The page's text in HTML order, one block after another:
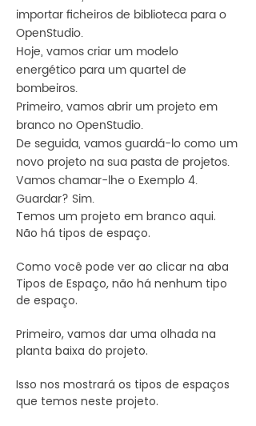
energética para edifícios mais recente
e estável.
Ele permite que engenheiros, cientistas
e a indústria da construção prevejam e
simulem como um edifício utiliza
energia ao longo de sua vida útil.
O EnergyPlus utiliza muitos modelos
matemáticos complexos para calcular
o consumo de energia de um edifício.
Além disso, assim como o DOE-2, é um
programa bastante obscuro, orientado
muito amigável ao usuário.
No final da década de 2000, o
(DOE) percebeu que, para obter uma
ampla adoção do programa, precisava
usuário robusta e fácil de usar.
importar ficheiros de biblioteca para o
OpenStudio.
Hoje, vamos criar um modelo
energético para um quartel de
bombeiros.
Primeiro, vamos abrir um projeto em
branco no OpenStudio.
De seguida, vamos guardá-lo como um
novo projeto na sua pasta de projetos.
Vamos chamar-lhe o Exemplo 4.
Guardar? Sim.
Temos um projeto em branco aqui.
Não há tipos de espaço.
Como você pode ver ao clicar na aba
Tipos de Espaço, não há nenhum tipo
de espaço.
Primeiro, vamos dar uma olhada na
planta baixa do projeto.
Isso nos mostrará os tipos de espaços
que temos neste projeto.